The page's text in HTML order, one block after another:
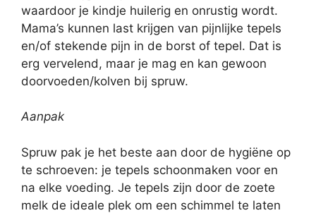
waardoor je kindje huilerig en onrustig wordt.
Mama’s kunnen last krijgen van pijnlijke tepels
en/of stekende pijn in de borst of tepel. Dat is
erg vervelend, maar je mag en kan gewoon
doorvoeden/kolven bij spruw.
Aanpak
Spruw pak je het beste aan door de hygiëne op
te schroeven: je tepels schoonmaken voor en
na elke voeding. Je tepels zijn door de zoete
melk de ideale plek om een schimmel te laten